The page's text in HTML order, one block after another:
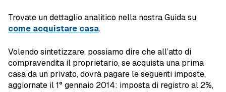
Trovate un dettaglio analitico nella nostra Guida su
come acquistare casa.
Volendo sintetizzare, possiamo dire che all’atto di
compravendita il proprietario, se acquista una prima
casa da un privato, dovrà pagare le seguenti imposte,
aggiornate il 1° gennaio 2014: imposta di registro al 2%,